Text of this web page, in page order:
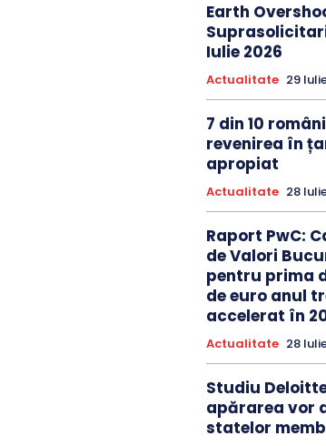
Earth
Iulie 2026
Actualitate 29
7 din 10
revenirea în
apropiat
Actualitate 28
Raport PwC:
de Valori
pentru prima
de euro anul
accelerat în
Actualitate 28
Studiu
apărarea vor
statelor